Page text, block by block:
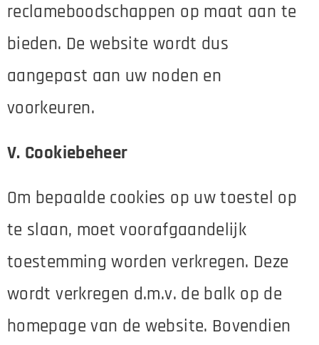
reclameboodschappen op maat aan te
bieden. De website wordt dus
aangepast aan uw noden en
voorkeuren.
V. Cookiebeheer
Om bepaalde cookies op uw toestel op
te slaan, moet voorafgaandelijk
toestemming worden verkregen. Deze
wordt verkregen d.m.v. de balk op de
homepage van de website. Bovendien